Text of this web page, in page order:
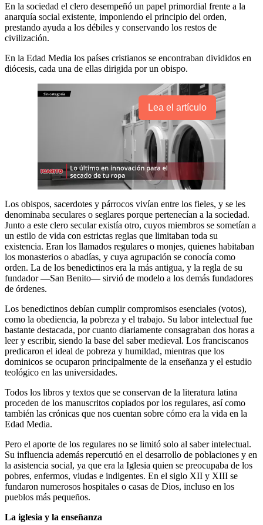
En la sociedad el clero desempeñó un papel primordial frente a la
anarquía social existente, imponiendo el principio del orden,
prestando ayuda a los débiles y conservando los restos de
civilización.
En la Edad Media los países cristianos se encontraban divididos en
diócesis, cada una de ellas dirigida por un obispo.
Lea el artículo
Los obispos, sacerdotes y párrocos vivían entre los fieles, y se les
denominaba seculares o seglares porque pertenecían a la sociedad.
Junto a este clero secular existía otro, cuyos miembros se sometían a
un estilo de vida con estrictas reglas que limitaban toda su
existencia. Eran los llamados regulares o monjes, quienes habitaban
los monasterios o abadías, y cuya agrupación se conocía como
orden. La de los benedictinos era la más antigua, y la regla de su
fundador —San Benito— sirvió de modelo a los demás fundadores
de órdenes.
Los benedictinos debían cumplir compromisos esenciales (votos),
como la obediencia, la pobreza y el trabajo. Su labor intelectual fue
bastante destacada, por cuanto diariamente consagraban dos horas a
leer y escribir, siendo la base del saber medieval. Los franciscanos
predicaron el ideal de pobreza y humildad, mientras que los
dominicos se ocuparon principalmente de la enseñanza y el estudio
teológico en las universidades.
Todos los libros y textos que se conservan de la literatura latina
proceden de los manuscritos copiados por los regulares, así como
también las crónicas que nos cuentan sobre cómo era la vida en la
Edad Media.
Pero el aporte de los regulares no se limitó solo al saber intelectual.
Su influencia además repercutió en el desarrollo de poblaciones y en
la asistencia social, ya que era la Iglesia quien se preocupaba de los
pobres, enfermos, viudas e indigentes. En el siglo XII y XIII se
fundaron numerosos hospitales o casas de Dios, incluso en los
pueblos más pequeños.
La iglesia y la enseñanza